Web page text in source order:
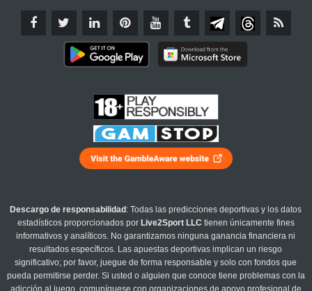
Descargo de responsabilidad : Todas las predicciones deportivas y los datos
estadísticos proporcionados por Live2Sport LLC tienen únicamente fines
informativos y analíticos. No garantizamos ninguna ganancia financiera ni
resultados específicos. Las apuestas deportivas implican un riesgo
significativo; por favor, juegue de forma responsable y solo con fondos que
pueda permitirse perder. Si usted o alguien que conoce tiene problemas con la